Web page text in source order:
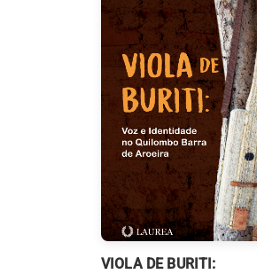
VIOLA DE BURITI: